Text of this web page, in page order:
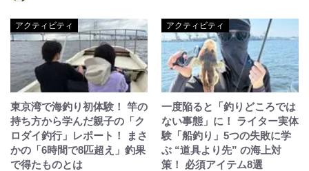
アクティビティ
東京湾で海釣り初体験！ 竿の
持ち方から学んだ親子の「ク
ロダイ釣行」レポート！ まさ
かの「6時間で8匹超え」釣果
で得たものとは
アクティビティ
一度陥ると「釣りどころでは
ない事態」に！ ライター実体
験「船釣り」5つの失敗に学
ぶ “道具より先” の海上対
策！ 必須アイテム8選